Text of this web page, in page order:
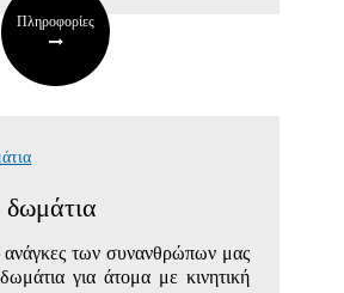
Πληροφορίες
των συνανθρώπων μας
δωμάτια για άτομα με κινητική